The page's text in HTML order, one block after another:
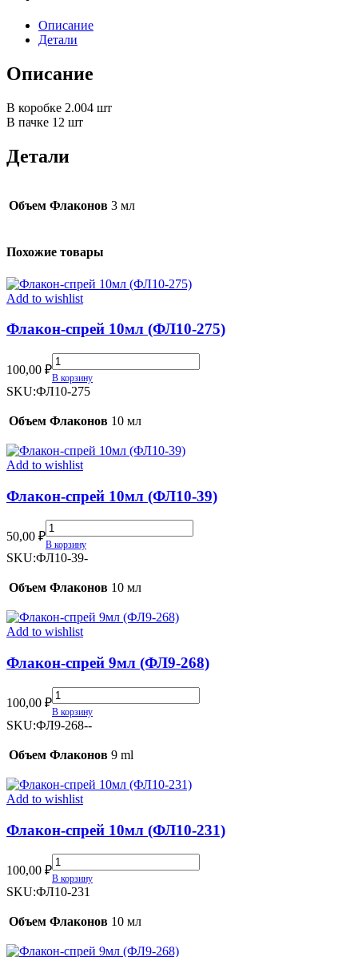
Описание
Детали
Описание
В коробке 2.004 шт
В пачке 12 шт
Детали
Объем Флаконов 3 мл
Похожие товары
Add to wishlist
Флакон-спрей 10мл (ФЛ10-275)
100,00 ₽
Флакон-
спрей
10мл
275)
В корзину
SKU:ФЛ10-275
Объем Флаконов 10 мл
Add to wishlist
Флакон-спрей 10мл (ФЛ10-39)
50,00 ₽
Флакон-
спрей
10мл
39)
В корзину
SKU:ФЛ10-39-
Объем Флаконов 10 мл
Add to wishlist
Флакон-спрей 9мл (ФЛ9-268)
100,00 ₽
Флакон-
спрей
9мл
268)
В корзину
SKU:ФЛ9-268--
Объем Флаконов 9 ml
Add to wishlist
Флакон-спрей 10мл (ФЛ10-231)
100,00 ₽
Флакон-
спрей
10мл
231)
В корзину
SKU:ФЛ10-231
Объем Флаконов 10 мл